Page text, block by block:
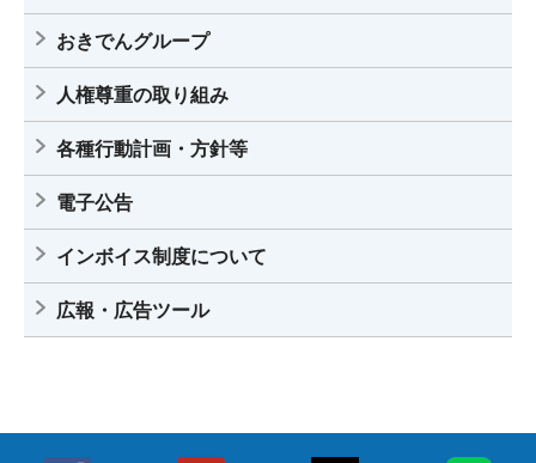
おきでんグループ
人権尊重の取り組み
各種行動計画・方針等
電子公告
インボイス制度について
広報・広告ツール